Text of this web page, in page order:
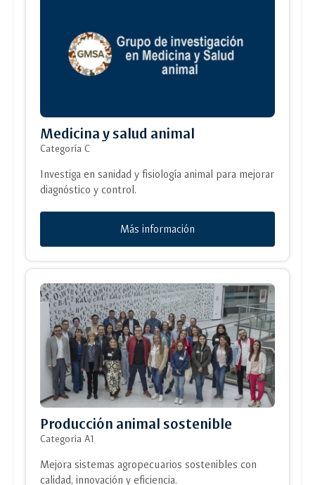
Medicina y salud animal
Categoría C
Investiga en sanidad y fisiología animal para mejorar
diagnóstico y control.
Más información
Producción animal sostenible
Categoría A1
Mejora sistemas agropecuarios sostenibles con
calidad, innovación y eficiencia.